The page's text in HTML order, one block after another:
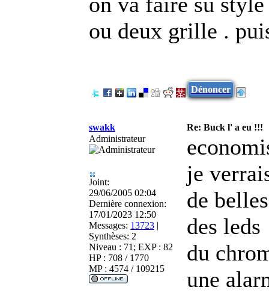
ou deux grille .
Dénoncer
swakk
Re: Buck l' a eu !!!
Administrateur
Joint:
29/06/2005 02:04
Dernière connexion:
17/01/2023 12:50
Messages: 13723 |
Synthèses: 2
Niveau : 71; EXP : 82
HP : 708 / 1770
MP : 4574 / 109215
je
de
des leds
du
une